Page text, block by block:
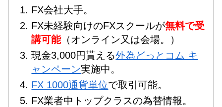
FX会社大手。
FX未経験向けのFXスクールが無料で受
講可能（オンライン又は会場。）
現金3,000円貰える外為どっとコム キ
ャンペーン実施中。
FX 1000通貨単位で取引可能。
FX業者中トップクラスの為替情報。